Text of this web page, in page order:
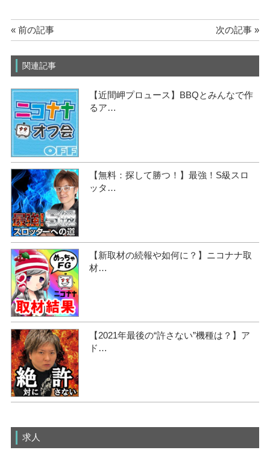
« 前の記事 次の記事 »
関連記事
【近間岬プロュース】BBQとみんなで作
るア…
【無料：探して勝つ！】最強！S級スロ
ッタ…
【新取材の続報や如何に？】ニコナナ取
材…
【2021年最後の“許さない”機種は？】ア
ド…
求人